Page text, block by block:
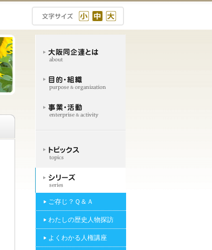
ご存じ？Ｑ＆Ａ
わたしの歴史人物探訪
よくわかる人権講座